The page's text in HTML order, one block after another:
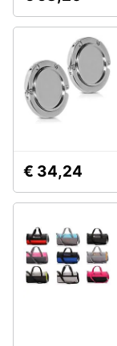
€ 34,24